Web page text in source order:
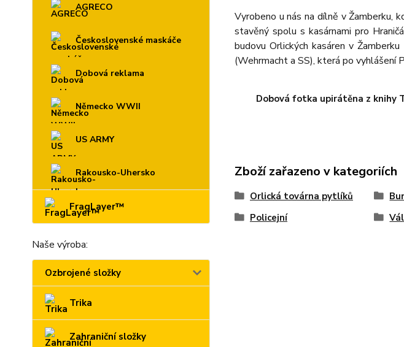
AGRECO
Československé maskáče
Dobová reklama
Německo WWII
US ARMY
Rakousko-Uhersko
FragLayer™
Naše výroba:
Ozbrojené složky
Trika
Zahraniční složky
Vyrobeno u nás na dílně v Žamberku,
stavěný spolu s kasárnami pro
budovu Orlických kasáren v
(Wehrmacht a SS), která po vyhlášení
Dobová fotka upirátěna z knihy
Zboží zařazeno v kategoriích
Orlická továrna pytlíků
Policejní